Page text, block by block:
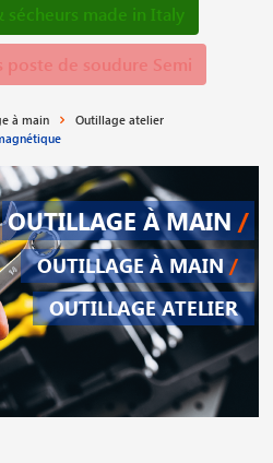
sécheurs made in Italy
poste de soudure Semi
à main
Outillage atelier
OUTILLAGE À MAIN /
OUTILLAGE À MAIN /
OUTILLAGE ATELIER